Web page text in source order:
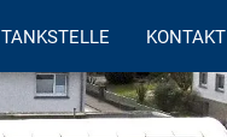
TANKSTELLE KONTAKT